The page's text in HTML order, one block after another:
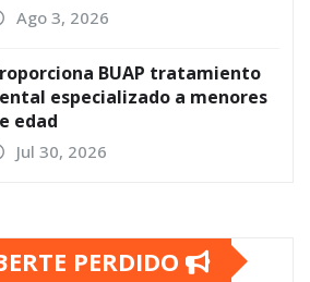
Ago 3, 2026
BUAP tratamiento
especializado a menores
edad
Jul 30, 2026
PERDIDO